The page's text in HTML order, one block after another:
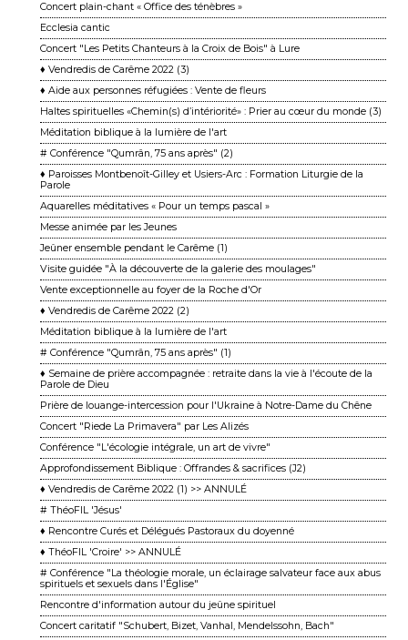
Concert plain-chant « Office des ténèbres »
Ecclesia cantic
Concert "Les Petits Chanteurs à la Croix de Bois" à Lure
♦ Vendredis de Carême 2022 (3)
♦ Aide aux personnes réfugiées : Vente de fleurs
Haltes spirituelles «Chemin(s) d’intériorité» : Prier au cœur du monde (3)
Méditation biblique à la lumière de l'art
# Conférence "Qumrân, 75 ans après" (2)
♦ Paroisses Montbenoît-Gilley et Usiers-Arc : Formation Liturgie de la
Parole
Aquarelles méditatives « Pour un temps pascal »
Messe animée par les Jeunes
Jeûner ensemble pendant le Carême (1)
Visite guidée "À la découverte de la galerie des moulages"
Vente exceptionnelle au foyer de la Roche d'Or
♦ Vendredis de Carême 2022 (2)
Méditation biblique à la lumière de l'art
# Conférence "Qumrân, 75 ans après" (1)
♦ Semaine de prière accompagnée : retraite dans la vie à l'écoute de la
Parole de Dieu
Prière de louange-intercession pour l'Ukraine à Notre-Dame du Chêne
Concert "Riede La Primavera" par Les Alizés
Conférence "L'écologie intégrale, un art de vivre"
Approfondissement Biblique : Offrandes & sacrifices (J2)
♦ Vendredis de Carême 2022 (1) >> ANNULÉ
# ThéoFIL 'Jésus'
♦ Rencontre Curés et Délégués Pastoraux du doyenné
♦ ThéoFIL 'Croire' >> ANNULÉ
# Conférence "La théologie morale, un éclairage salvateur face aux abus
spirituels et sexuels dans l'Église"
Rencontre d'information autour du jeûne spirituel
Concert caritatif "Schubert, Bizet, Vanhal, Mendelssohn, Bach"